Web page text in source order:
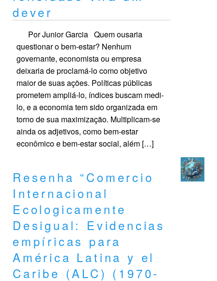
dever
Por Junior Garcia Quem ousaria
questionar o bem-estar? Nenhum
governante, economista ou empresa
deixaria de proclamá-lo como objetivo
maior de suas ações. Políticas públicas
prometem ampliá-lo, índices buscam medi-
lo, e a economia tem sido organizada em
torno de sua maximização. Multiplicam-se
ainda os adjetivos, como bem-estar
econômico e bem-estar social, além […]
Resenha “Comercio
Internacional
Ecologicamente
Desigual: Evidencias
empíricas para
América Latina y el
Caribe (ALC) (1970-